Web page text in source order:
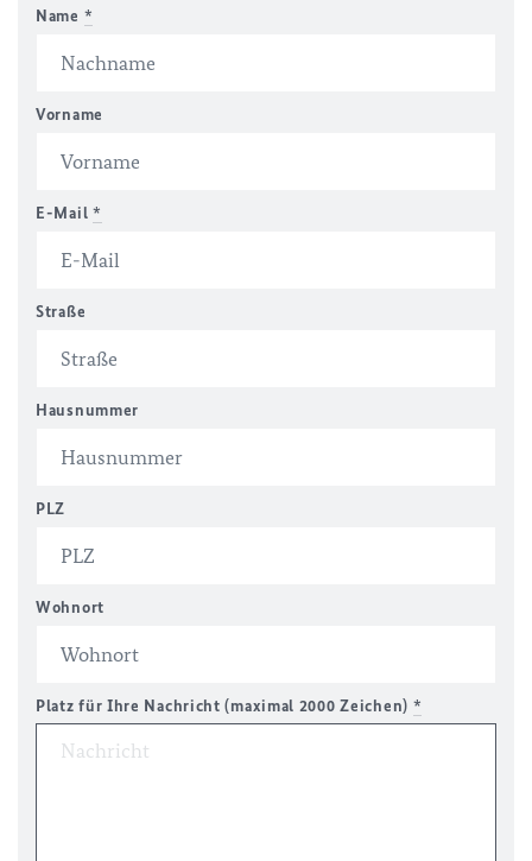
Name *
Vorname
E-Mail *
Straße
Hausnummer
PLZ
Wohnort
Platz für Ihre Nachricht (maximal 2000 Zeichen) *